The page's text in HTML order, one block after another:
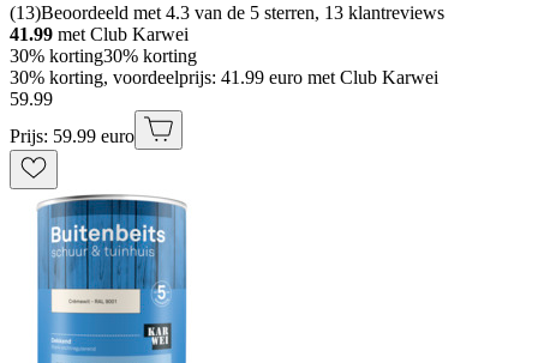
(13)Beoordeeld met 4.3 van de 5 sterren, 13 klantreviews
41.99 met Club Karwei
30% korting30% korting
30% korting, voordeelprijs: 41.99 euro met Club Karwei
59.99
Prijs: 59.99 euro